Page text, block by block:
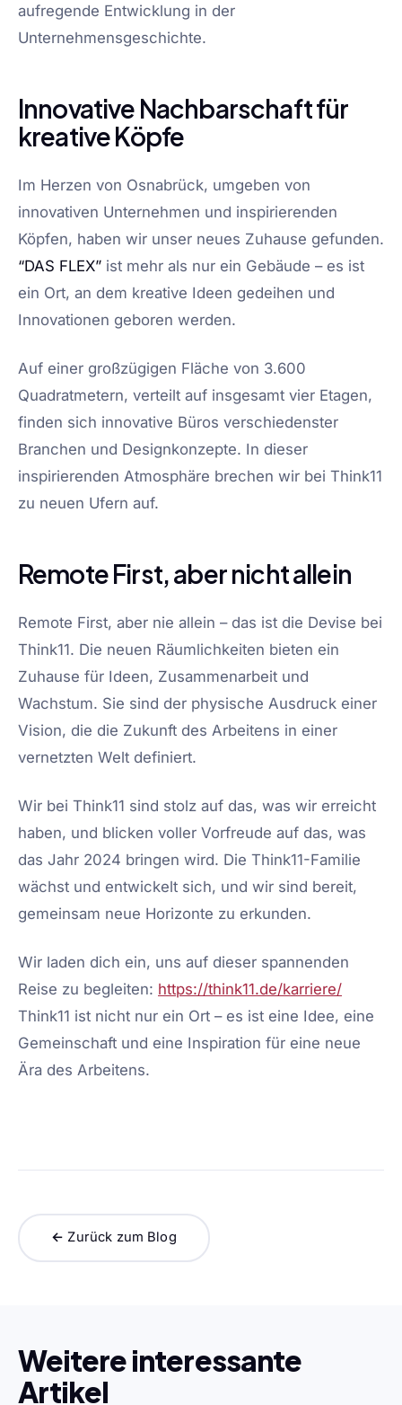
aufregende Entwicklung in der
Unternehmensgeschichte.
Innovative Nachbarschaft für
kreative Köpfe
Im Herzen von Osnabrück, umgeben von
innovativen Unternehmen und inspirierenden
Köpfen, haben wir unser neues Zuhause gefunden.
“DAS FLEX” ist mehr als nur ein Gebäude – es ist
ein Ort, an dem kreative Ideen gedeihen und
Innovationen geboren werden.
Auf einer großzügigen Fläche von 3.600
Quadratmetern, verteilt auf insgesamt vier Etagen,
finden sich innovative Büros verschiedenster
Branchen und Designkonzepte. In dieser
inspirierenden Atmosphäre brechen wir bei Think11
zu neuen Ufern auf.
Remote First, aber nicht allein
Remote First, aber nie allein – das ist die Devise bei
Think11. Die neuen Räumlichkeiten bieten ein
Zuhause für Ideen, Zusammenarbeit und
Wachstum. Sie sind der physische Ausdruck einer
Vision, die die Zukunft des Arbeitens in einer
vernetzten Welt definiert.
Wir bei Think11 sind stolz auf das, was wir erreicht
haben, und blicken voller Vorfreude auf das, was
das Jahr 2024 bringen wird. Die Think11-Familie
wächst und entwickelt sich, und wir sind bereit,
gemeinsam neue Horizonte zu erkunden.
Wir laden dich ein, uns auf dieser spannenden
Reise zu begleiten: https://think11.de/karriere/
Think11 ist nicht nur ein Ort – es ist eine Idee, eine
Gemeinschaft und eine Inspiration für eine neue
Ära des Arbeitens.
← Zurück zum Blog
Weitere interessante
Artikel